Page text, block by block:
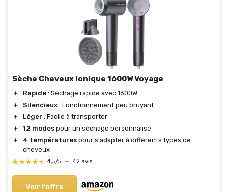
Sèche Cheveux Ionique 1600W Voyage
＋ Rapide : Séchage rapide avec 1600W
＋
Silencieux : Fonctionnement peu bruyant
＋
Léger : Facile à transporter
＋
12 modes pour un séchage personnalisé
＋
4 températures pour s'adapter à différents types de
cheveux
★★★★★
★★★★★ 4,5/5 — 42 avis
Voir l'offre